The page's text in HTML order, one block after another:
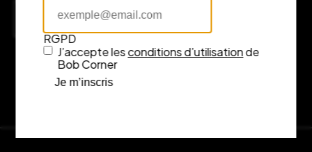
Consulter l’itinéraire sur Google Maps
RGPD
J’accepte lesconditions d’utilisationde
Bob Corner
Je m’inscris